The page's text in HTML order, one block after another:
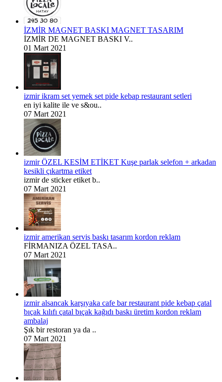
İZMİR MAGNET BASKI MAGNET TASARIM
İZMİR DE MAGNET BASKI V..
01 Mart 2021
izmir ikram set yemek set pide kebap restaurant setleri
en iyi kalite ile ve s&ou..
07 Mart 2021
izmir ÖZEL KESİM ETİKET Kuşe parlak selefon + arkadan
kesikli çıkartma etiket
izmir de sticker etiket b..
07 Mart 2021
izmir amerikan servis baskı tasarım kordon reklam
FİRMANIZA ÖZEL TASA..
07 Mart 2021
izmir alsancak karşıyaka cafe bar restaurant pide kebap çatal
bıçak kılıfı çatal bıçak kağıdı baskı üretim kordon reklam
ambalaj
Şık bir restoran ya da ..
07 Mart 2021